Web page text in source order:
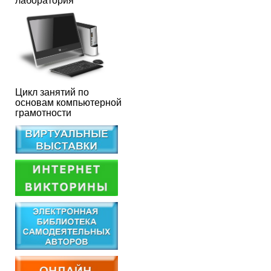
Цикл занятий по
основам компьютерной
грамотности